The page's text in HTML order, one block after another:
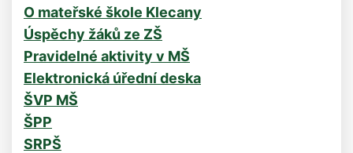
O mateřské škole Klecany
Úspěchy žáků ze ZŠ
Pravidelné aktivity v MŠ
Elektronická úřední deska
ŠVP MŠ
ŠPP
SRPŠ